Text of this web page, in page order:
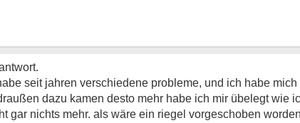
seit jahren verschiedene probleme, und ich habe
dazu kamen desto mehr habe ich mir übelegt wie
gar nichts mehr. als wäre ein riegel vorgeschoben